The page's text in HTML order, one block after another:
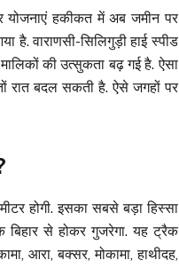
हकीकत में अब जमीन पर
है. वाराणसी-सिलिगुड़ी हाई स्पीड
की उत्सुकता बढ़ गई है. ऐसा
रात बदल सकती है. ऐसे जगहों पर
होगी. इसका सबसे बड़ा हिस्सा
बिहार से होकर गुजरेगा. यह ट्रैक
आरा, बक्सर, मोकामा, हाथीदह,